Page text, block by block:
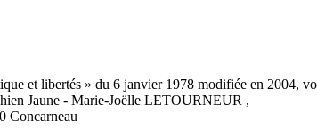
et libertés » du 6 janvier 1978 modifiée en 2004,
Jaune - Marie-Joëlle LETOURNEUR ,
Concarneau